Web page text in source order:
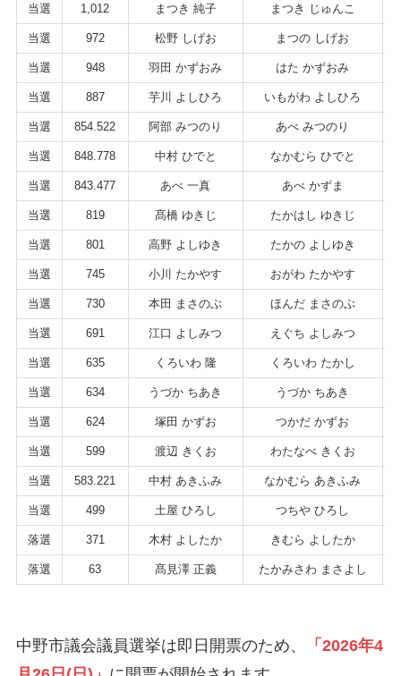
当選 1,012 まつき 純子 まつき じゅんこ
当選 972 松野 しげお まつの しげお
当選 948 羽田 かずおみ はた かずおみ
当選 887 芋川 よしひろ いもがわ よしひろ
当選 854.522 阿部 みつのり あべ みつのり
当選 848.778 中村 ひでと なかむら ひでと
当選 843.477 あべ 一真 あべ かずま
当選 819 髙橋 ゆきじ たかはし ゆきじ
当選 801 高野 よしゆき たかの よしゆき
当選 745 小川 たかやす おがわ たかやす
当選 730 本田 まさのぶ ほんだ まさのぶ
当選 691 江口 よしみつ えぐち よしみつ
当選 635 くろいわ 隆 くろいわ たかし
当選 634 うづか ちあき うづか ちあき
当選 624 塚田 かずお つかだ かずお
当選 599 渡辺 きくお わたなべ きくお
当選 583.221 中村 あきふみ なかむら あきふみ
当選 499 土屋 ひろし つちや ひろし
落選 371 木村 よしたか きむら よしたか
落選 63 髙見澤 正義 たかみさわ まさよし
中野市議会議員選挙は即日開票のため、
「2026年4